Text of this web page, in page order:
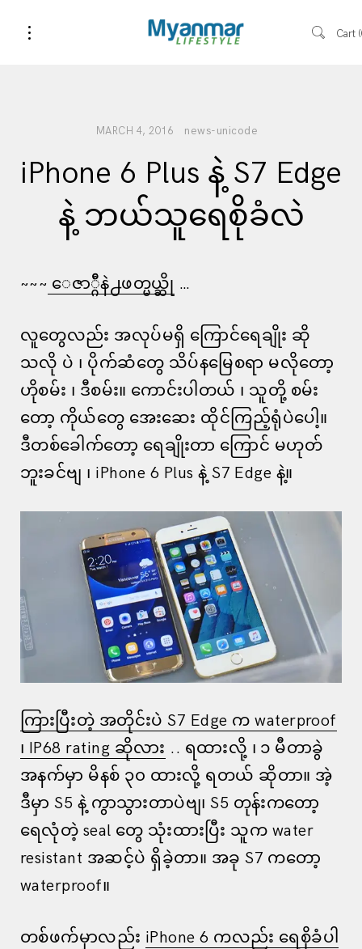
Cart
MARCH 4, 2016 news-unicode
iPhone 6 Plus နဲ့ S7 Edge
နဲ့ ဘယ်သူရေစိုခံလဲ
~~~ ေဇာ္ဂ်ီနဲ႕ဖတ္မယ္ဆို …
လူတွေလည်း အလုပ်မရှိ ကြောင်ရေချိုး ဆို
သလို ပဲ ၊ ပိုက်ဆံတွေ သိပ်နမြေစရာ မလိုတော့
ဟိုစမ်း ၊ ဒီစမ်း။ ကောင်းပါတယ် ၊ သူတို့ စမ်း
တော့ ကိုယ်တွေ အေးဆေး ထိုင်ကြည့်ရုံပဲပေါ့။
ဒီတစ်ခေါက်တော့ ရေချိုးတာ ကြောင် မဟုတ်
ဘူးခင်ဗျ ၊ iPhone 6 Plus နဲ့ S7 Edge နဲ့။
ကြားပြီးတဲ့ အတိုင်းပဲ S7 Edge က waterproof
၊ IP68 rating ဆိုလား .. ရထားလို့ ၊ ၁ မီတာခွဲ
အနက်မှာ မိနစ် ၃၀ ထားလို့ ရတယ် ဆိုတာ။ အဲ့
ဒီမှာ S5 နဲ့ ကွာသွားတာပဲဗျ၊ S5 တုန်းကတော့
ရေလုံတဲ့ seal တွေ သုံးထားပြီး သူက water
resistant အဆင့်ပဲ ရှိခဲ့တာ။ အခု S7 ကတော့
waterproof။
တစ်ဖက်မှာလည်း iPhone 6 ကလည်း ရေစိုခံပါ